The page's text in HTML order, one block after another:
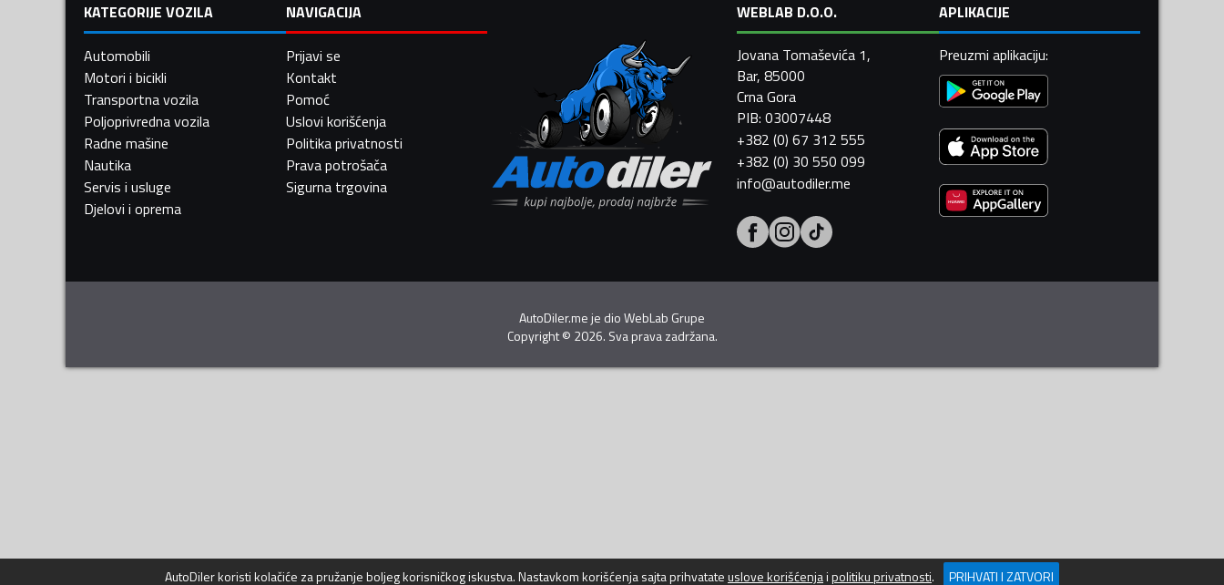
KATEGORIJE VOZILA
Automobili
Motori i bicikli
Transportna vozila
Poljoprivredna vozila
Radne mašine
Nautika
Servis i usluge
Djelovi i oprema
NAVIGACIJA
Prijavi se
Kontakt
Pomoć
Uslovi korišćenja
Politika privatnosti
Prava potrošača
Sigurna trgovina
WEBLAB D.O.O.
Jovana Tomaševića 1,
Bar, 85000
Crna Gora
PIB: 03007448
+382 (0) 67 312 555
+382 (0) 30 550 099
info@autodiler.me
APLIKACIJE
Preuzmi aplikaciju:
AutoDiler.me je dioWebLab Grupe
Copyright© 2026. Sva prava zadržana.
AutoDilerkoristi kolačiće za pružanje boljeg korisničkog iskustva. Nastavkom korišćenja sajta prihvatateuslove korišćenjaipolitiku privatnosti. PRIHVATI I ZATVORI